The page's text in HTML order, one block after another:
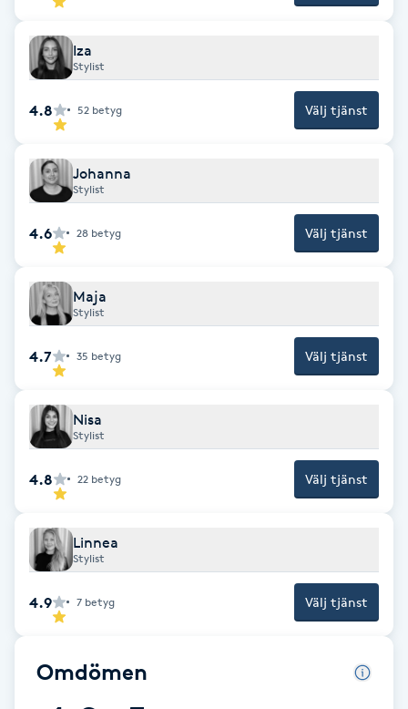
Headspa
Herrklippning
HIFU
Hollywood Peel
Hot Stone Massage
Hudföryngring
Huduppstramning
Hudvård
Hyaluronsyra
Hyperhidros
Iza
Stylist
4.8 52 betyg Välj tjänst
Johanna
Stylist
4.6 28 betyg Välj tjänst
Maja
Stylist
4.7 35 betyg Välj tjänst
Nisa
Stylist
4.8 22 betyg Välj tjänst
Linnea
Stylist
4.9 7 betyg Välj tjänst
Omdömen